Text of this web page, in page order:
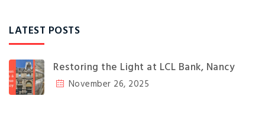
LATEST POSTS
Restoring the Light at LCL Bank, Nancy
November 26, 2025